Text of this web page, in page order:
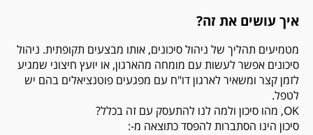
איך עושים את זה?
מטמיעים תהליך של ניהול סיכונים, אותו מבצעים תקופתית. ניהול
סיכונים אפשר לעשות עם מומחה מהארגון, או יועץ חיצוני שמגיע
לזמן קצר ומשאיר לארגון דו"ח עם מפגעים פוטנציאלים בהם יש
לטפל.
OK, מהו סיכון ולמה לנו להתעסק עם זה בכלל?
סיכון הינו הסתברות להפסד כתוצאה מ-: